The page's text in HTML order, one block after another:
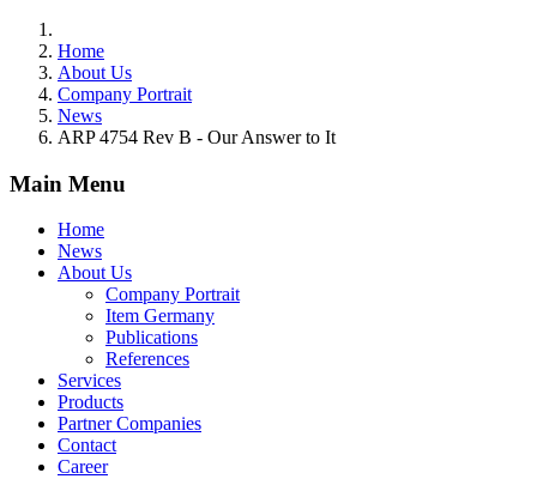
Home
About Us
Company Portrait
News
ARP 4754 Rev B - Our Answer to It
Main Menu
Home
News
About Us
Company Portrait
Item Germany
Publications
References
Services
Products
Partner Companies
Contact
Career